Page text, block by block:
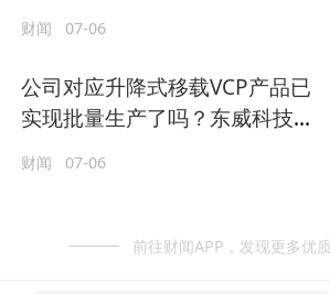
财闻 07-06
公司对应升降式移载VCP产品已
实现批量生产了吗？东威科技回
财闻 07-06
前往财闻APP，发现更多优